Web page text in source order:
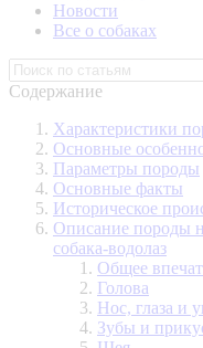
Новости
Все о собаках
Содержание
Характеристики
Основные
Параметры породы
Основные факты
Историческое
Описание породы
собака-водолаз
Общее
Голова
Нос, глаза и
Зубы и